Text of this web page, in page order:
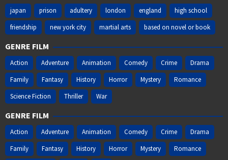
japan prison adultery london england
high school
friendship
new york city martial arts based on novel or book
GENRE FILM
Action Adventure Animation Comedy Crime
Drama
Family
Fantasy History Horror Mystery
Romance
Science Fiction
Thriller War
GENRE FILM
Action Adventure Animation Comedy Crime
Drama
Family
Fantasy History Horror Mystery Romance